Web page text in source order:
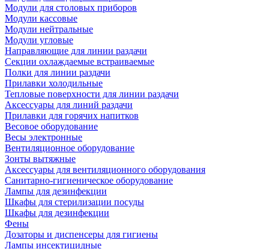
Модули для столовых приборов
Модули кассовые
Модули нейтральные
Модули угловые
Направляющие для линии раздачи
Секции охлаждаемые встраиваемые
Полки для линии раздачи
Прилавки холодильные
Тепловые поверхности для линии раздачи
Аксессуары для линий раздачи
Прилавки для горячих напитков
Весовое оборудование
Весы электронные
Вентиляционное оборудование
Зонты вытяжные
Аксессуары для вентиляционного оборудования
Санитарно-гигиеническое оборудование
Лампы для дезинфекции
Шкафы для стерилизации посуды
Шкафы для дезинфекции
Фены
Дозаторы и диспенсеры для гигиены
Лампы инсектицидные